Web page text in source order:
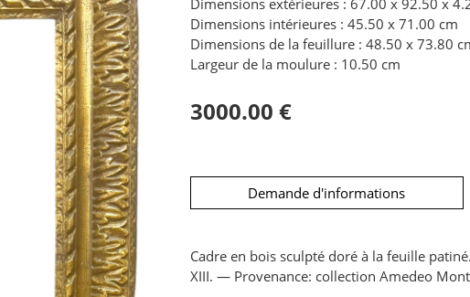
Dimensions extérieures : 67.00 x 92.50 x
Dimensions intérieures : 45.50 x 71.00 cm
Dimensions de la feuillure : 48.50 x 73.80
Largeur de la moulure : 10.50 cm
3000.00 €
Demande d'informations
Cadre en bois sculpté doré à la feuille
XIII. — Provenance: collection Amedeo